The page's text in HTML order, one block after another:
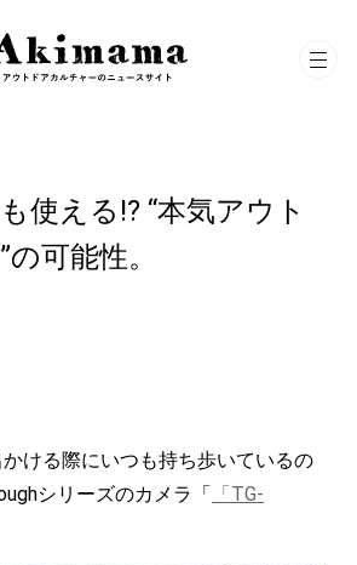
使える!? “本気アウト
可能性。
ける際にいつも持ち歩いているの
シリーズのカメラ「 「TG-